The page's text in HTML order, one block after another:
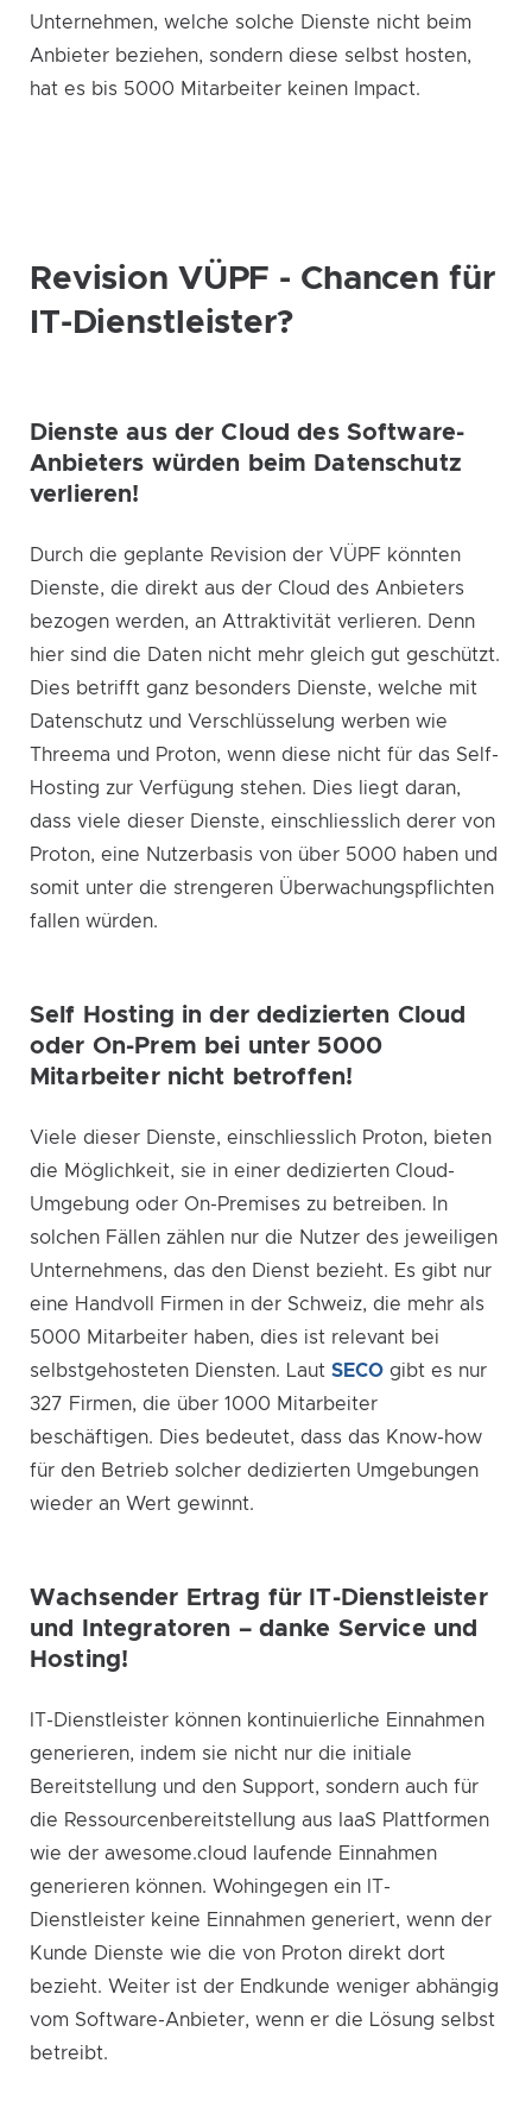
Unternehmen, welche solche Dienste nicht beim
Anbieter beziehen, sondern diese selbst hosten,
hat es bis 5000 Mitarbeiter keinen Impact.
Revision VÜPF - Chancen für
IT-Dienstleister?
Dienste aus der Cloud des Software-
Anbieters würden beim Datenschutz
verlieren!
Durch die geplante Revision der VÜPF könnten
Dienste, die direkt aus der Cloud des Anbieters
bezogen werden, an Attraktivität verlieren. Denn
hier sind die Daten nicht mehr gleich gut geschützt.
Dies betrifft ganz besonders Dienste, welche mit
Datenschutz und Verschlüsselung werben wie
Threema und Proton, wenn diese nicht für das Self-
Hosting zur Verfügung stehen. Dies liegt daran,
dass viele dieser Dienste, einschliesslich derer von
Proton, eine Nutzerbasis von über 5000 haben und
somit unter die strengeren Überwachungspflichten
fallen würden.
Self Hosting in der dedizierten Cloud
oder On-Prem bei unter 5000
Mitarbeiter nicht betroffen!
Viele dieser Dienste, einschliesslich Proton, bieten
die Möglichkeit, sie in einer dedizierten Cloud-
Umgebung oder On-Premises zu betreiben. In
solchen Fällen zählen nur die Nutzer des jeweiligen
Unternehmens, das den Dienst bezieht. Es gibt nur
eine Handvoll Firmen in der Schweiz, die mehr als
5000 Mitarbeiter haben, dies ist relevant bei
selbstgehosteten Diensten. Laut SECO gibt es nur
327 Firmen, die über 1000 Mitarbeiter
beschäftigen. Dies bedeutet, dass das Know-how
für den Betrieb solcher dedizierten Umgebungen
wieder an Wert gewinnt.
Wachsender Ertrag für IT-Dienstleister
und Integratoren – danke Service und
Hosting!
IT-Dienstleister können kontinuierliche Einnahmen
generieren, indem sie nicht nur die initiale
Bereitstellung und den Support, sondern auch für
die Ressourcenbereitstellung aus IaaS Plattformen
wie der awesome.cloud laufende Einnahmen
generieren können. Wohingegen ein IT-
Dienstleister keine Einnahmen generiert, wenn der
Kunde Dienste wie die von Proton direkt dort
bezieht. Weiter ist der Endkunde weniger abhängig
vom Software-Anbieter, wenn er die Lösung selbst
betreibt.